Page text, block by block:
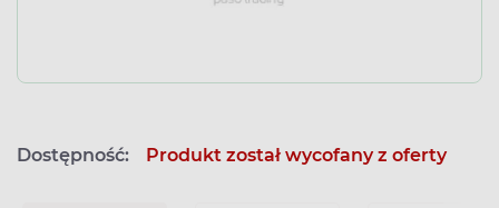
Dostępność: Produkt został wycofany z oferty